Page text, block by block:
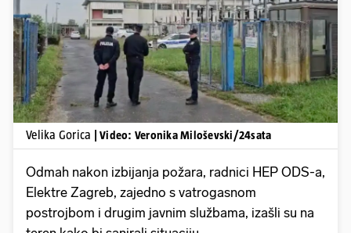
Pokretanje videa...
Velika Gorica | Video: Veronika Miloševski/24sata
Odmah nakon izbijanja požara, radnici HEP ODS-a,
Elektre Zagreb, zajedno s vatrogasnom
postrojbom i drugim javnim službama, izašli su na